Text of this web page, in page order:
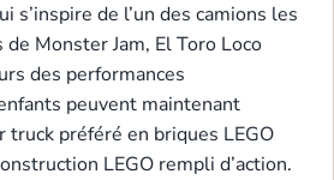
s’inspire de l’un des camions les
Monster Jam, El Toro Loco
des performances
peuvent maintenant
préféré en briques LEGO
LEGO rempli d’action.